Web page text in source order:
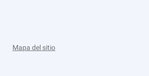
Mapa del sitio